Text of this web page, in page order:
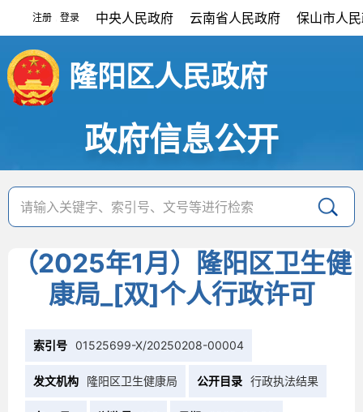
注册 登录 中央人民政府 云南省人民政府 保山市人
隆阳区人民政府
政府信息公开
（2025年1月）隆阳区卫生健
康局_[双]个人行政许可
索引号 01525699-X/20250208-00004
发文机构 隆阳区卫生健康局 公开目录 行政执法结果